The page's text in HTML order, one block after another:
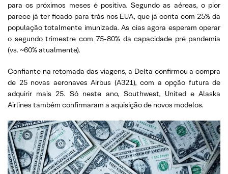
para os próximos meses é positiva. Segundo as aéreas, o pior
parece já ter ficado para trás nos EUA, que já conta com 25% da
população totalmente imunizada. As cias agora esperam operar
o segundo trimestre com 75-80% da capacidade pré pandemia
(vs. ~60% atualmente).
Confiante na retomada das viagens, a Delta confirmou a compra
de 25 novas aeronaves Airbus (A321), com a opção futura de
adquirir mais 25. Só neste ano, Southwest, United e Alaska
Airlines também confirmaram a aquisição de novos modelos.